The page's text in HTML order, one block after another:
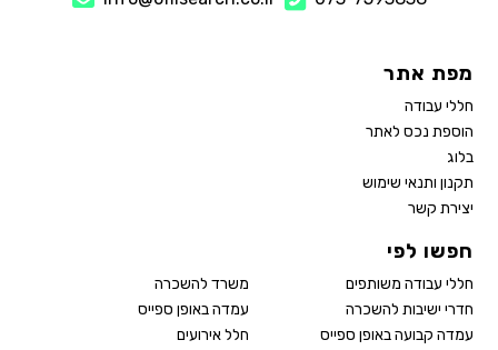
מפת אתר
חללי עבודה
הוספת נכס לאתר
בלוג
תקנון ותנאי שימוש
יצירת קשר
חפשו לפי
חללי עבודה משותפים
משרד להשכרה
חדרי ישיבות להשכרה
עמדה באופן ספייס
עמדה קבועה באופן ספייס
חלל אירועים